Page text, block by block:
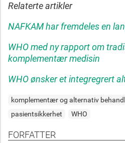
Relaterte artikler
NAFKAM har fremdeles en
WHO med ny rapport om
komplementær medisin
WHO ønsker et integregrert
komplementær og alternativ
pasientsikkerhet
WHO
FORFATTER